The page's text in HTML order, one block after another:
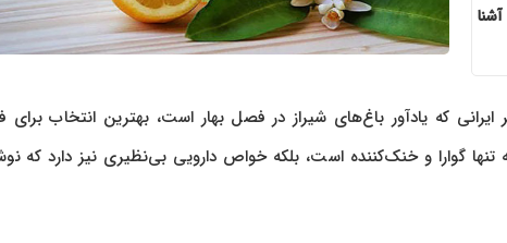
که یادآور باغ‌های شیراز در فصل بهار است، بهترین انتخاب برای
گوارا و خنک‌کننده است، بلکه خواص دارویی بی‌نظیری نیز دارد که